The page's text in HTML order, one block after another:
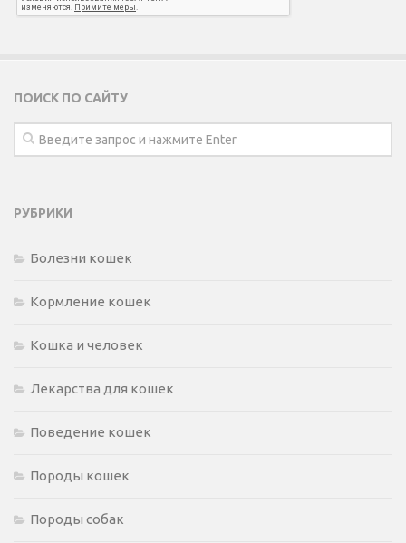
ПОИСК ПО САЙТУ
РУБРИКИ
Болезни кошек
Кормление кошек
Кошка и человек
Лекарства для кошек
Поведение кошек
Породы кошек
Породы собак